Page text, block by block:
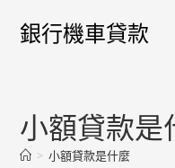
銀行機車貸款
小額貸款是
> 小額貸款是什麼